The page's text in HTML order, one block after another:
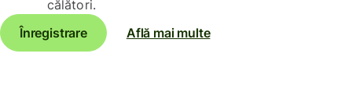
călători.
Înregistrare
Află mai multe